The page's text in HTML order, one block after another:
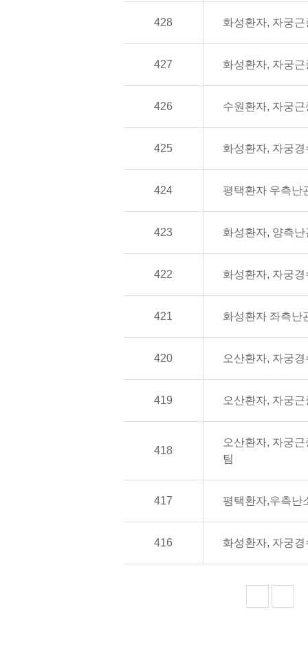
428 화성환자, 자궁
427 화성환자, 자궁
426 수원환자, 자궁
425 화성환자, 자궁
424 평택환자 우측난
423 화성환자, 양측
422 화성환자, 자궁
421 화성환자 좌측난
420 오산환자, 자궁
419 오산환자, 자궁
418
오산환자, 자궁
팀
417 평택환자,우측난
416 화성환자, 자궁